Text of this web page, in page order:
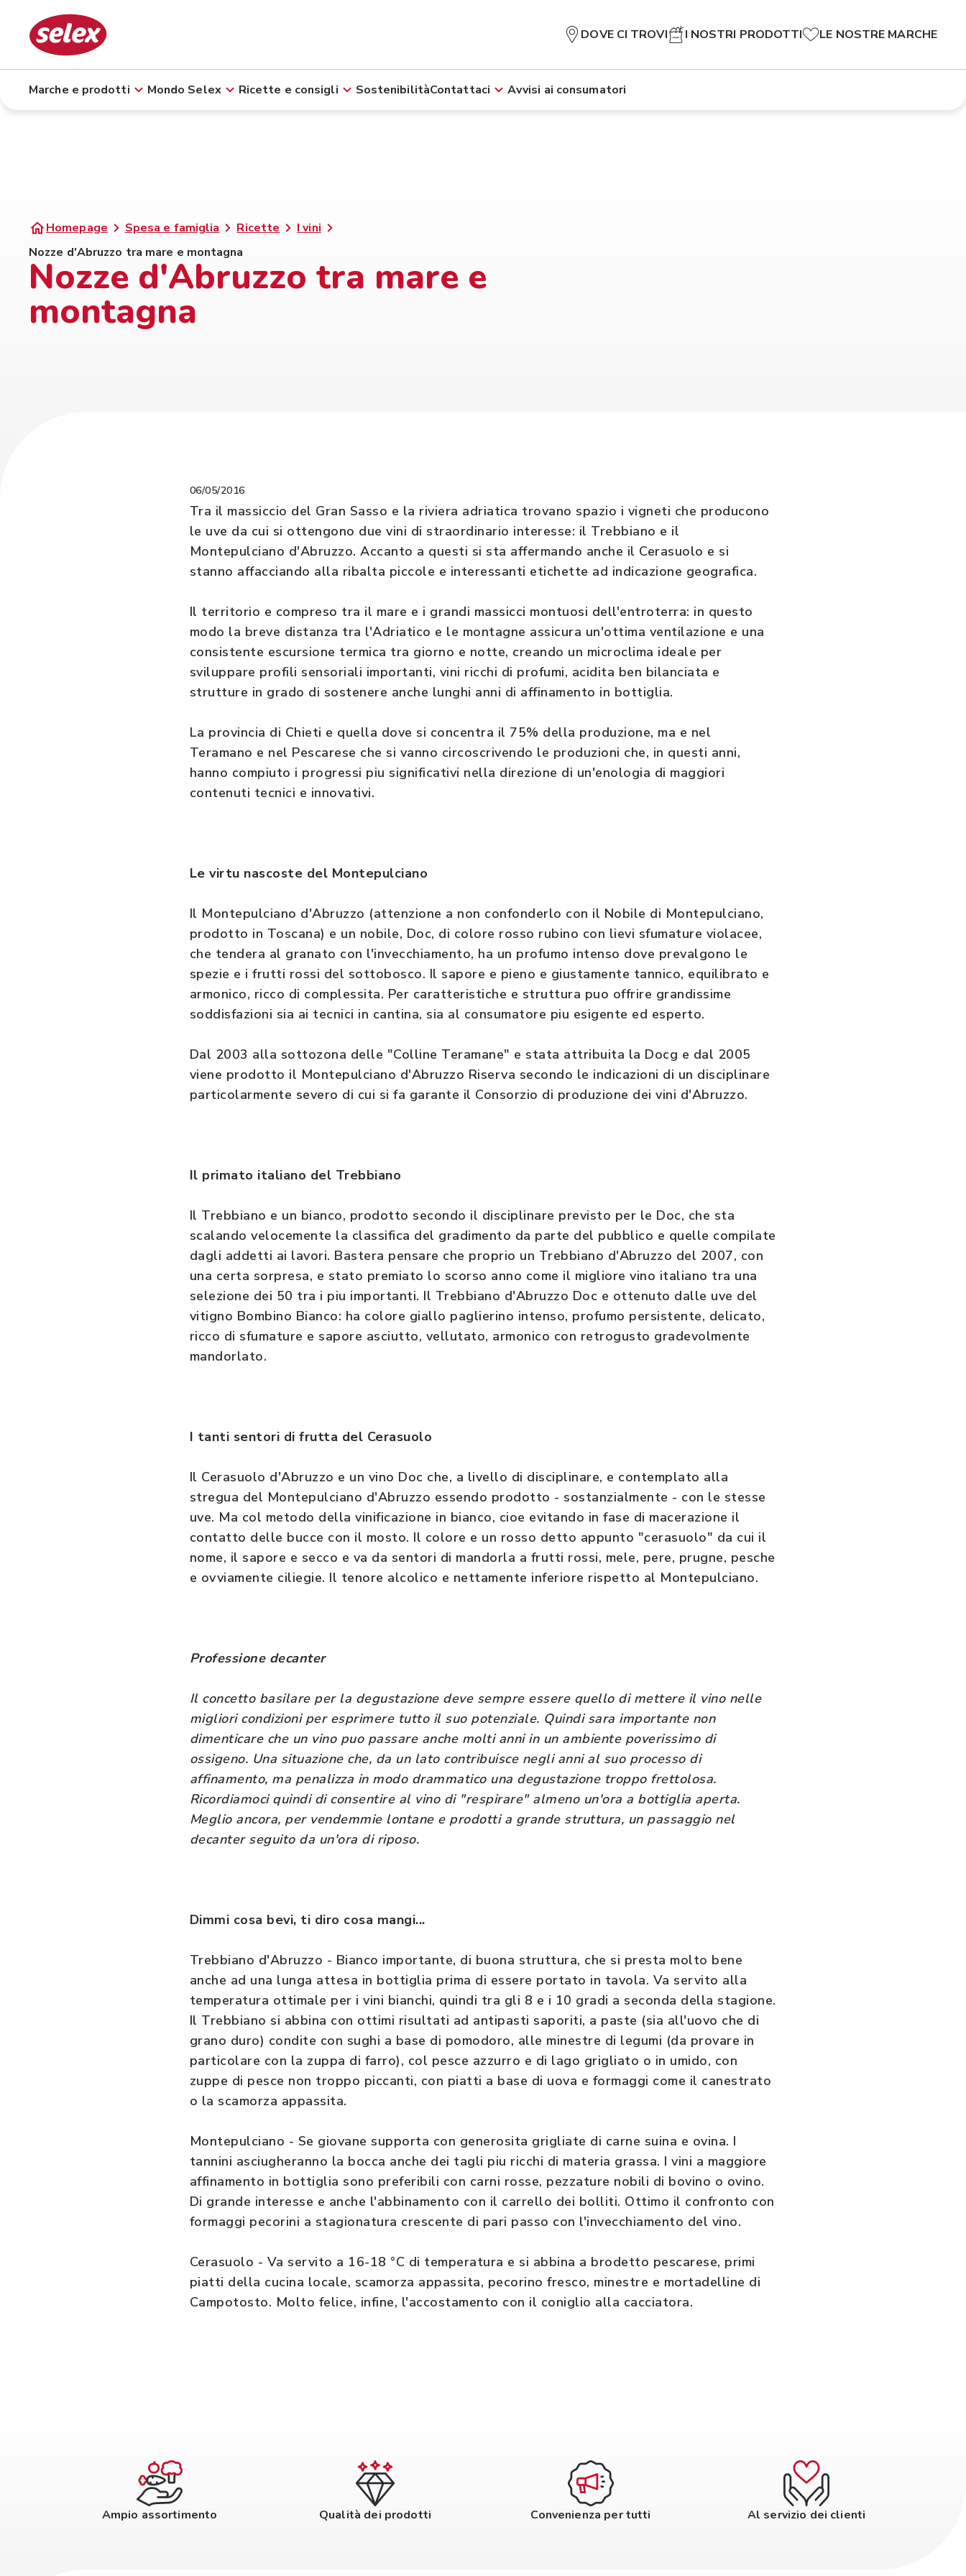
DOVE CI TROVI I NOSTRI PRODOTTI LE NOSTRE MARCHE
Marche e prodotti Mondo Selex Ricette e consigli SostenibilitàContattaci Avvisi ai consumatori
Homepage Spesa e famiglia Ricette
I vini
Nozze d'Abruzzo tra mare e montagna
Nozze d'Abruzzo tra mare e
montagna
06/05/2016
Tra il massiccio del Gran Sasso e la riviera adriatica trovano spazio i vigneti che producono
le uve da cui si ottengono due vini di straordinario interesse: il Trebbiano e il
Montepulciano d'Abruzzo. Accanto a questi si sta affermando anche il Cerasuolo e si
stanno affacciando alla ribalta piccole e interessanti etichette ad indicazione geografica.
Il territorio e compreso tra il mare e i grandi massicci montuosi dell'entroterra: in questo
modo la breve distanza tra l'Adriatico e le montagne assicura un'ottima ventilazione e una
consistente escursione termica tra giorno e notte, creando un microclima ideale per
sviluppare profili sensoriali importanti, vini ricchi di profumi, acidita ben bilanciata e
strutture in grado di sostenere anche lunghi anni di affinamento in bottiglia.
La provincia di Chieti e quella dove si concentra il 75% della produzione, ma e nel
Teramano e nel Pescarese che si vanno circoscrivendo le produzioni che, in questi anni,
hanno compiuto i progressi piu significativi nella direzione di un'enologia di maggiori
contenuti tecnici e innovativi.
Le virtu nascoste del Montepulciano
Il Montepulciano d'Abruzzo (attenzione a non confonderlo con il Nobile di Montepulciano,
prodotto in Toscana) e un nobile, Doc, di colore rosso rubino con lievi sfumature violacee,
che tendera al granato con l'invecchiamento, ha un profumo intenso dove prevalgono le
spezie e i frutti rossi del sottobosco. Il sapore e pieno e giustamente tannico, equilibrato e
armonico, ricco di complessita. Per caratteristiche e struttura puo offrire grandissime
soddisfazioni sia ai tecnici in cantina, sia al consumatore piu esigente ed esperto.
Dal 2003 alla sottozona delle "Colline Teramane" e stata attribuita la Docg e dal 2005
viene prodotto il Montepulciano d'Abruzzo Riserva secondo le indicazioni di un disciplinare
particolarmente severo di cui si fa garante il Consorzio di produzione dei vini d'Abruzzo.
Il primato italiano del Trebbiano
Il Trebbiano e un bianco, prodotto secondo il disciplinare previsto per le Doc, che sta
scalando velocemente la classifica del gradimento da parte del pubblico e quelle compilate
dagli addetti ai lavori. Bastera pensare che proprio un Trebbiano d'Abruzzo del 2007, con
una certa sorpresa, e stato premiato lo scorso anno come il migliore vino italiano tra una
selezione dei 50 tra i piu importanti. Il Trebbiano d'Abruzzo Doc e ottenuto dalle uve del
vitigno Bombino Bianco: ha colore giallo paglierino intenso, profumo persistente, delicato,
ricco di sfumature e sapore asciutto, vellutato, armonico con retrogusto gradevolmente
mandorlato.
I tanti sentori di frutta del Cerasuolo
Il Cerasuolo d'Abruzzo e un vino Doc che, a livello di disciplinare, e contemplato alla
stregua del Montepulciano d'Abruzzo essendo prodotto - sostanzialmente - con le stesse
uve. Ma col metodo della vinificazione in bianco, cioe evitando in fase di macerazione il
contatto delle bucce con il mosto. Il colore e un rosso detto appunto "cerasuolo" da cui il
nome, il sapore e secco e va da sentori di mandorla a frutti rossi, mele, pere, prugne, pesche
e ovviamente ciliegie. Il tenore alcolico e nettamente inferiore rispetto al Montepulciano.
Professione decanter
Il concetto basilare per la degustazione deve sempre essere quello di mettere il vino nelle
migliori condizioni per esprimere tutto il suo potenziale. Quindi sara importante non
dimenticare che un vino puo passare anche molti anni in un ambiente poverissimo di
ossigeno. Una situazione che, da un lato contribuisce negli anni al suo processo di
affinamento, ma penalizza in modo drammatico una degustazione troppo frettolosa.
Ricordiamoci quindi di consentire al vino di "respirare" almeno un'ora a bottiglia aperta.
Meglio ancora, per vendemmie lontane e prodotti a grande struttura, un passaggio nel
decanter seguito da un'ora di riposo.
Dimmi cosa bevi, ti diro cosa mangi...
Trebbiano d'Abruzzo - Bianco importante, di buona struttura, che si presta molto bene
anche ad una lunga attesa in bottiglia prima di essere portato in tavola. Va servito alla
temperatura ottimale per i vini bianchi, quindi tra gli 8 e i 10 gradi a seconda della stagione.
Il Trebbiano si abbina con ottimi risultati ad antipasti saporiti, a paste (sia all'uovo che di
grano duro) condite con sughi a base di pomodoro, alle minestre di legumi (da provare in
particolare con la zuppa di farro), col pesce azzurro e di lago grigliato o in umido, con
zuppe di pesce non troppo piccanti, con piatti a base di uova e formaggi come il canestrato
o la scamorza appassita.
Montepulciano - Se giovane supporta con generosita grigliate di carne suina e ovina. I
tannini asciugheranno la bocca anche dei tagli piu ricchi di materia grassa. I vini a maggiore
affinamento in bottiglia sono preferibili con carni rosse, pezzature nobili di bovino o ovino.
Di grande interesse e anche l'abbinamento con il carrello dei bolliti. Ottimo il confronto con
formaggi pecorini a stagionatura crescente di pari passo con l'invecchiamento del vino.
Cerasuolo - Va servito a 16-18 °C di temperatura e si abbina a brodetto pescarese, primi
piatti della cucina locale, scamorza appassita, pecorino fresco, minestre e mortadelline di
Campotosto. Molto felice, infine, l'accostamento con il coniglio alla cacciatora.
Ampio assortimento Qualità dei prodotti Convenienza per tutti Al servizio dei clienti